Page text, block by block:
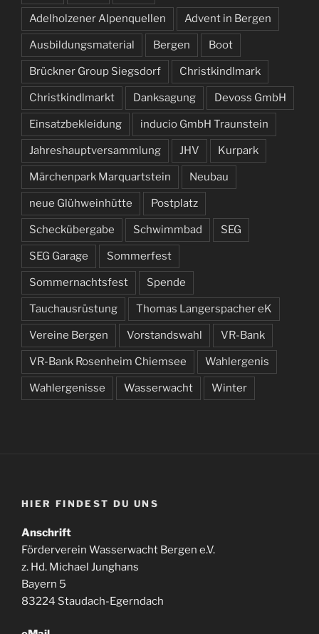
Adelholzener Alpenquellen Advent in Bergen
Ausbildungsmaterial Bergen Boot
Brückner Group Siegsdorf Christkindlmark
Christkindlmarkt Danksagung Devoss GmbH
Einsatzbekleidung inducio GmbH Traunstein
Jahreshauptversammlung JHV Kurpark
Märchenpark Marquartstein Neubau
neue Glühweinhütte Postplatz
Scheckübergabe Schwimmbad SEG
SEG Garage Sommerfest
Sommernachtsfest Spende
Tauchausrüstung Thomas Langerspacher eK
Vereine Bergen Vorstandswahl VR-Bank
VR-Bank Rosenheim Chiemsee Wahlergenis
Wahlergenisse Wasserwacht Winter
HIER FINDEST DU UNS
Anschrift
Förderverein Wasserwacht Bergen e.V.
z. Hd. Michael Junghans
Bayern 5
83224 Staudach-Egerndach